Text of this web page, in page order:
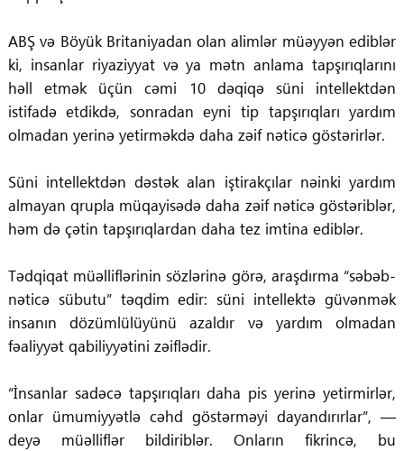
ABŞ və Böyük Britaniyadan olan alimlər müəyyən ediblər
ki, insanlar riyaziyyat və ya mətn anlama tapşırıqlarını
həll etmək üçün cəmi 10 dəqiqə süni intellektdən
istifadə etdikdə, sonradan eyni tip tapşırıqları yardım
olmadan yerinə yetirməkdə daha zəif nəticə göstərirlər.
Süni intellektdən dəstək alan iştirakçılar nəinki yardım
almayan qrupla müqayisədə daha zəif nəticə göstəriblər,
həm də çətin tapşırıqlardan daha tez imtina ediblər.
Tədqiqat müəlliflərinin sözlərinə görə, araşdırma “səbəb-
nəticə sübutu” təqdim edir: süni intellektə güvənmək
insanın dözümlülüyünü azaldır və yardım olmadan
fəaliyyət qabiliyyətini zəiflədir.
“İnsanlar sadəcə tapşırıqları daha pis yerinə yetirmirlər,
onlar ümumiyyətlə cəhd göstərməyi dayandırırlar”, —
deyə müəlliflər bildiriblər. Onların fikrincə, bu